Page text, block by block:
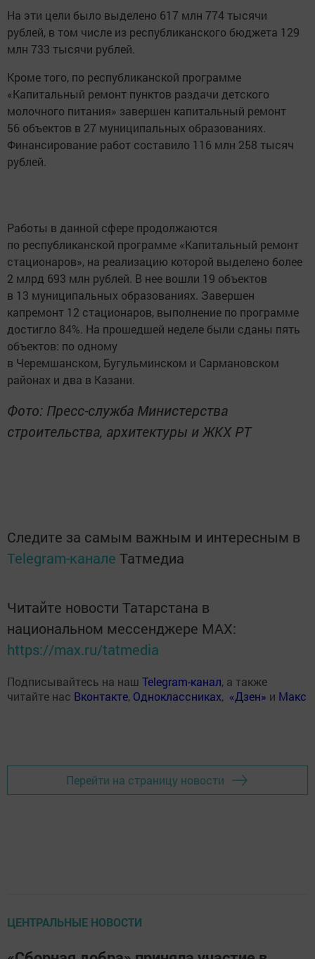
На эти цели было выделено 617 млн 774 тысячи
рублей, в том числе из республиканского бюджета 129
млн 733 тысячи рублей.
Кроме того, по республиканской программе
«Капитальный ремонт пунктов раздачи детского
молочного питания» завершен капитальный ремонт
56 объектов в 27 муниципальных образованиях.
Финансирование работ составило 116 млн 258 тысяч
рублей.
Работы в данной сфере продолжаются
по республиканской программе «Капитальный ремонт
стационаров», на реализацию которой выделено более
2 млрд 693 млн рублей. В нее вошли 19 объектов
в 13 муниципальных образованиях. Завершен
капремонт 12 стационаров, выполнение по программе
достигло 84%. На прошедшей неделе были сданы пять
объектов: по одному
в Черемшанском, Бугульминском и Сармановском
районах и два в Казани.
Фото: Пресс-служба Министерства
строительства, архитектуры и ЖКХ РТ
Следите за самым важным и интересным в
Telegram-канале Татмедиа
Читайте новости Татарстана в
национальном мессенджере MАХ:
https://max.ru/tatmedia
Подписывайтесь на наш Telegram-канал, а также
читайте нас Вконтакте, Одноклассниках, «Дзен» и Макс
Перейти на страницу новости
ЦЕНТРАЛЬНЫЕ НОВОСТИ